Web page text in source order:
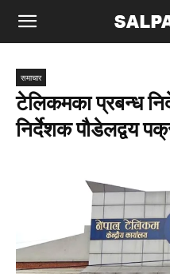
समाचार
टेलिकमका प्रबन्ध
निर्देशक पौडेलद्वय